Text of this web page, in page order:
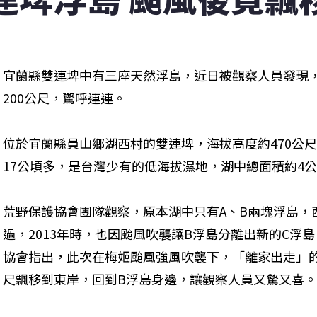
宜蘭縣雙連埤中有三座天然浮島，近日被觀察人員發現
200公尺，驚呼連連。
位於宜蘭縣員山鄉湖西村的雙連埤，海拔高度約470公
17公頃多，是台灣少有的低海拔濕地，湖中總面積約4
荒野保護協會團隊觀察，原本湖中只有A、B兩塊浮島
過，2013年時，也因颱風吹襲讓B浮島分離出新的C浮
協會指出，此次在梅姬颱風強風吹襲下，「離家出走」
尺飄移到東岸，回到B浮島身邊，讓觀察人員又驚又喜。